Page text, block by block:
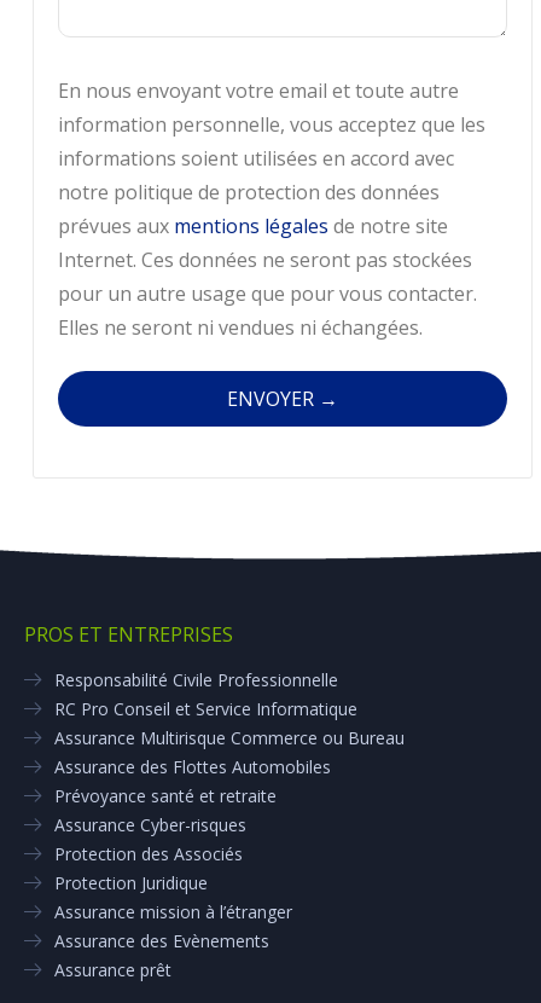
En nous envoyant votre email et toute autre
information personnelle, vous acceptez que les
informations soient utilisées en accord avec
notre politique de protection des données
prévues aux mentions légales de notre site
Internet. Ces données ne seront pas stockées
pour un autre usage que pour vous contacter.
Elles ne seront ni vendues ni échangées.
PROS ET ENTREPRISES
Responsabilité Civile Professionnelle
RC Pro Conseil et Service Informatique
Assurance Multirisque Commerce ou Bureau
Assurance des Flottes Automobiles
Prévoyance santé et retraite
Assurance Cyber-risques
Protection des Associés
Protection Juridique
Assurance mission à l’étranger
Assurance des Evènements
Assurance prêt